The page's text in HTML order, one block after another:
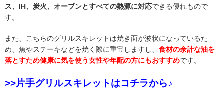
ス、IH、炭火、オーブンとすべての熱源に対応できる優れもので
す。
また、こちらのグリルスキレットは焼き面が波状になっているた
め、魚やステーキなどを焼く際に重宝しますし、 食材の余計な油を
落とすため健康に気を使う女性や年配の方にもおすすめです。
>>片手グリルスキレットはコチラから♪